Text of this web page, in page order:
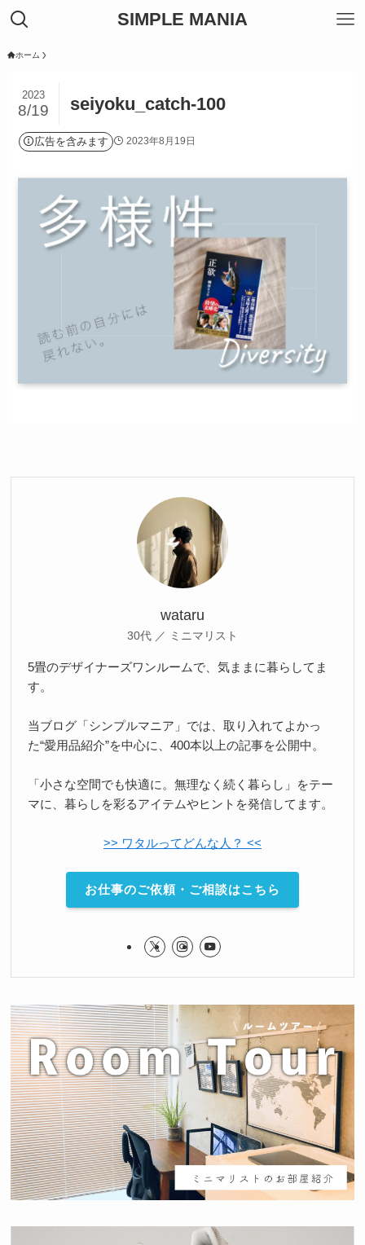
SIMPLE MANIA
ホーム
seiyoku_catch-100
2023
8/19
広告を含みます 2023年8月19日
wataru
30代 ／ ミニマリスト
5畳のデザイナーズワンルームで、気ままに暮らしてま
す。
当ブログ「シンプルマニア」では、取り入れてよかっ
た“愛用品紹介”を中心に、400本以上の記事を公開中。
「小さな空間でも快適に。無理なく続く暮らし」をテー
マに、暮らしを彩るアイテムやヒントを発信してます。
>> ワタルってどんな人？ <<
お仕事のご依頼・ご相談はこちら